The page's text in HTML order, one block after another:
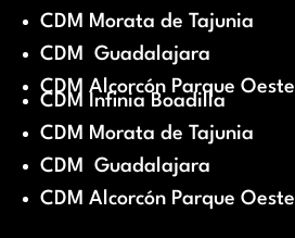
CDM Morata de Tajunia
CDM Guadalajara
CDM Alcorcón Parque Oeste
CDM Infinia Boadilla
CDM Morata de Tajunia
CDM Guadalajara
CDM Alcorcón Parque Oeste